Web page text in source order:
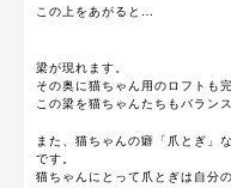
この上をあがると…
梁が現れます。
その奥に猫ちゃん用のロフトも完
この梁を猫ちゃんたちもバラン
また、猫ちゃんの癖「爪とぎ」
です。
猫ちゃんにとって爪とぎは自分